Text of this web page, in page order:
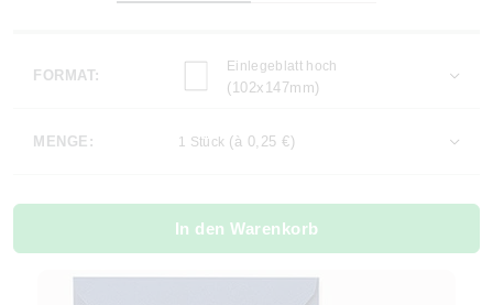
FORMAT:
Einlegeblatt hoch
(102x147mm)
MENGE: 1 Stück (à 0,25 €)
In den Warenkorb